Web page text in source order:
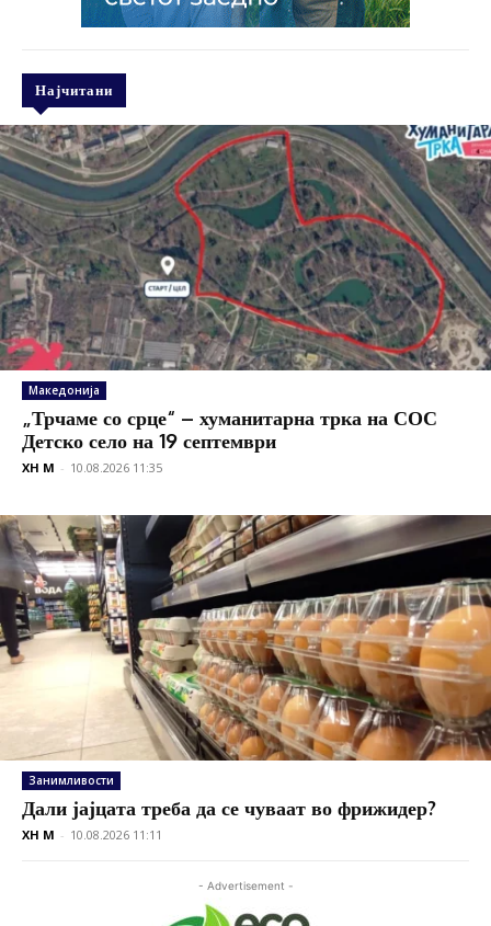
Најчитани
Македонија
„Трчаме со срце“ – хуманитарна трка на СОС
Детско село на 19 септември
XH M - 10.08.2026 11:35
Занимливости
Дали јајцата треба да се чуваат во фрижидер?
XH M - 10.08.2026 11:11
- Advertisement -